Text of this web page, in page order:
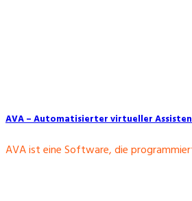
AVA – Automatisierter virtueller
AVA ist eine Software, die